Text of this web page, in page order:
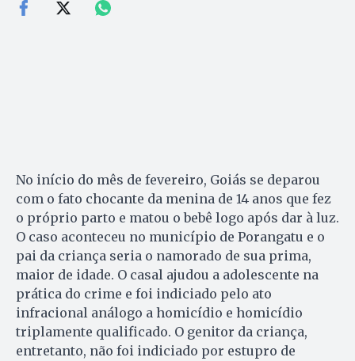
No início do mês de fevereiro, Goiás se deparou
com o fato chocante da menina de 14 anos que fez
o próprio parto e matou o bebê logo após dar à luz.
O caso aconteceu no município de Porangatu e o
pai da criança seria o namorado de sua prima,
maior de idade. O casal ajudou a adolescente na
prática do crime e foi indiciado pelo ato
infracional análogo a homicídio e homicídio
triplamente qualificado. O genitor da criança,
entretanto, não foi indiciado por estupro de